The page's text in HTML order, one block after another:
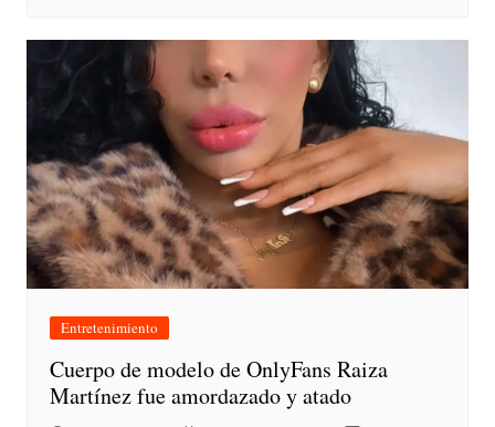
Entretenimiento
Cuerpo de modelo de OnlyFans Raiza
Martínez fue amordazado y atado